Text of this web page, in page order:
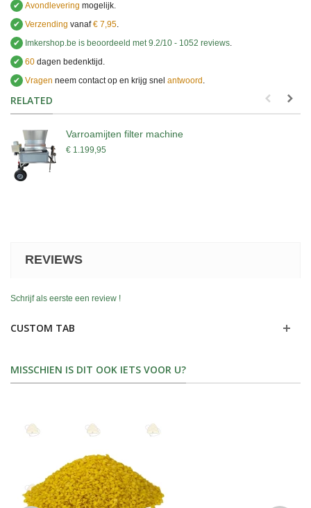
✔ Avondlevering mogelijk.
✔ Verzending vanaf€ 7,95.
✔
Imkershop.be is beoordeeld met9.2/10 - 1052 reviews.
✔ 60 dagen bedenktijd.
✔ Vragen neem contact op en krijg snel antwoord .
RELATED
Varroamijten filter machine
€ 1.199,95
REVIEWS
Schrijf als eerste een review !
CUSTOM TAB
MISSCHIEN IS DIT OOK IETS VOOR U?